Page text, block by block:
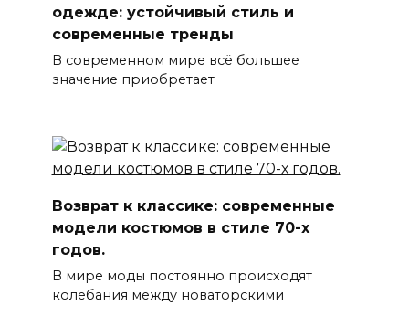
одежде: устойчивый стиль и
современные тренды
В современном мире всё большее
значение приобретает
Возврат к классике: современные
модели костюмов в стиле 70-х
годов.
В мире моды постоянно происходят
колебания между новаторскими